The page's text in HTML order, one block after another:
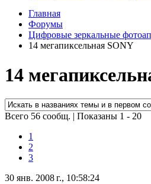
Главная
Форумы
Цифровые зеркальные
14 мегапиксельная SONY
14
Всего 56 сообщ. | Показаны 1 - 20
1
2
3
30 янв. 2008 г., 10:58:24